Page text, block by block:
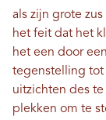
als zijn grote
het feit dat het
het een door
tegenstelling tot
uitzichten des
plekken om te